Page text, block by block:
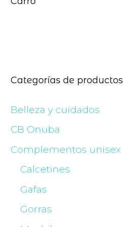
Categorías de productos
Belleza y cuidados
CB Onuba
Complementos unisex
Calcetines
Gafas
Gorras